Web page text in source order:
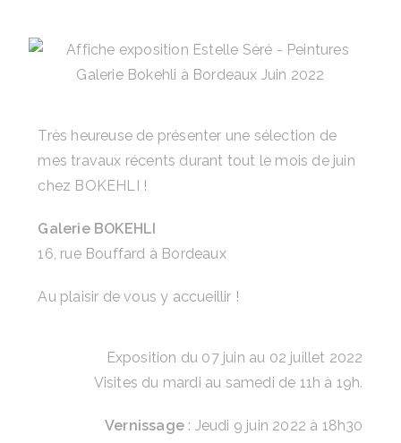
Très heureuse de présenter une sélection de
mestravaux récents durant tout le mois de juin
chez BOKEHLI !
Galerie BOKEHLI
16, rue Bouffard à Bordeaux
Au plaisir de vous y accueillir !
Exposition du 07 juin au 02 juillet 2022
Visites du mardi au samedi de 11h à 19h.
Vernissage: Jeudi 9 juin 2022 à 18h30